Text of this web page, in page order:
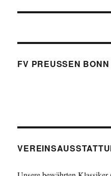
FV PREUSSEN BONN